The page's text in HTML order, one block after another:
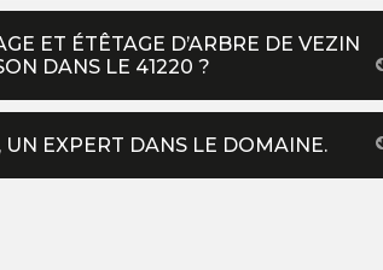
ET ÉTÊTAGE D’ARBRE DE VEZIN
DANS LE 41220 ?
UN EXPERT DANS LE DOMAINE.